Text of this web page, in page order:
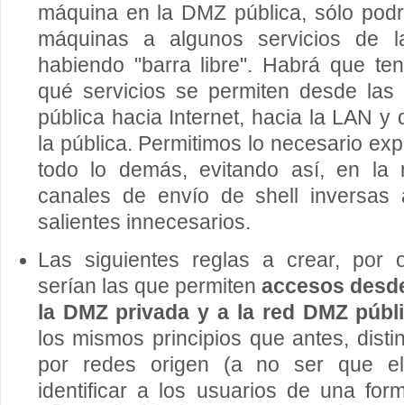
máquina en la DMZ pública, sólo
máquinas a algunos servicios de
habiendo "barra libre". Habrá que
qué servicios se permiten desde
pública hacia Internet, hacia la LAN y
la pública. Permitimos lo necesario
todo lo demás, evitando así, en la
canales de envío de shell inversas
salientes innecesarios.
Las siguientes reglas a crear, por
serían las que permiten accesos
la DMZ privada y a la red DMZ
los mismos principios que antes,
por redes origen (a no ser que el
identificar a los usuarios de una